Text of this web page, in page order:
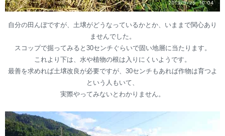
自分の田んぼですが、土壌がどうなっているかとか、いままで関心あり
ませんでした。
スコップで掘ってみると30センチぐらいで固い地層に当たります。
これより下は、水や植物の根は入りにくいようです。
最善を求めれば土壌改良が必要ですが、30センチもあれば作物は育つよ
という人もいて、
実際やってみないとわかりません。